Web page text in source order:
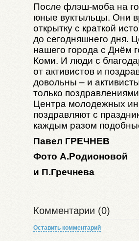
После флэш-моба на
юные вуктыльцы. Они
открытку с краткой
до сегодняшнего дня.
нашего города с Днём
Коми. И люди с
от активистов и
довольны – и
только
Центра молодежных
поздравляют с
каждым разом
Павел ГРЕЧНЕВ
Фото А.Родионовой
и П.Гречнева
Комментарии (0)
Оставить комментарий